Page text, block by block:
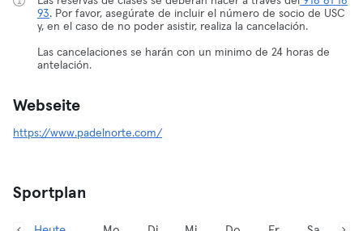
93. Por favor, asegúrate de incluir el número de socio de USC
y, en el caso de no poder asistir, realiza la cancelación.
Las cancelaciones se harán con un minimo de 24 horas de
antelación.
Webseite
https://www.padelnorte.com/
Sportplan